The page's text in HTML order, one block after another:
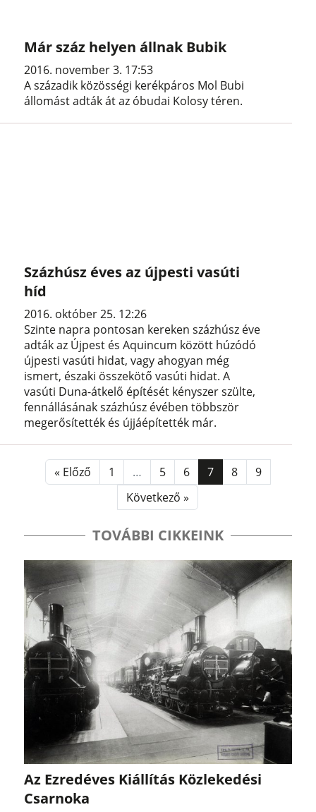
Már száz helyen állnak Bubik
2016. november 3. 17:53
A századik közösségi kerékpáros Mol Bubi
állomást adták át az óbudai Kolosy téren.
Százhúsz éves az újpesti vasúti
híd
2016. október 25. 12:26
Szinte napra pontosan kereken százhúsz éve
adták az Újpest és Aquincum között húzódó
újpesti vasúti hidat, vagy ahogyan még
ismert, északi összekötő vasúti hidat. A
vasúti Duna-átkelő építését kényszer szülte,
fennállásának százhúsz évében többször
megerősítették és újjáépítették már.
« Előző 1 … 5 6 7 8
9
Következő »
TOVÁBBI CIKKEINK
Az Ezredéves Kiállítás Közlekedési
Csarnoka